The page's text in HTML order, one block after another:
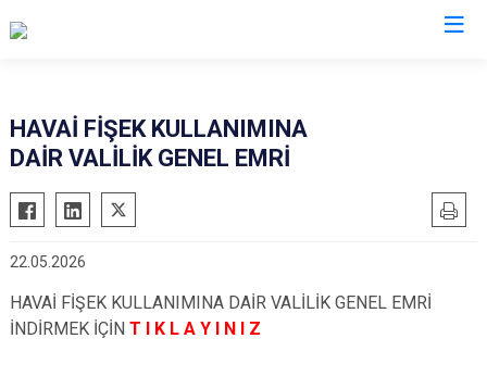
HAVAİ FİŞEK KULLANIMINA
DAİR VALİLİK GENEL EMRİ
22.05.2026
HAVAİ FİŞEK KULLANIMINA DAİR VALİLİK GENEL EMRİ
İNDİRMEK İÇİN T I K L A Y I N I Z